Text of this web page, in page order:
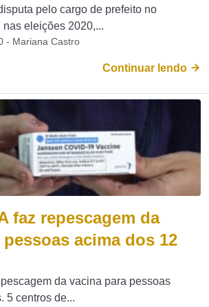
pelo cargo de prefeito no
eleições 2020,...
- Mariana Castro
Continuar lendo
faz repescagem da
acima dos 12
da vacina para pessoas
5 centros de...